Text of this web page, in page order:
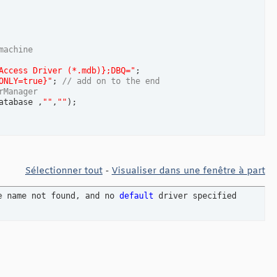
Driver (*.mdb)};DBQ=" ;
; // add on to the end
, "" , "" ) ;
Sélectionner tout - Visualiser dans une fenêtre à part
name not found, and no default driver specified